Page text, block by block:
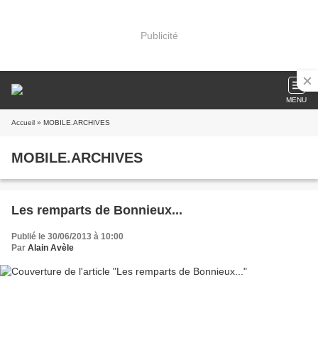
Publicité
MENU
Accueil » MOBILE.ARCHIVES
MOBILE.ARCHIVES
Les remparts de Bonnieux...
Publié le 30/06/2013 à 10:00
Par Alain Avèle